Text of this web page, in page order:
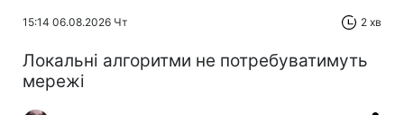
15:14 06.08.2026 Чт 2 хв
Локальні алгоритми не потребуватимуть
мережі